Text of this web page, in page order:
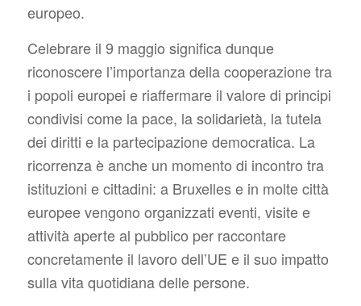
europeo.
Celebrare il 9 maggio significa dunque
riconoscere l’importanza della cooperazione tra
i popoli europei e riaffermare il valore di principi
condivisi come la pace, la solidarietà, la tutela
dei diritti e la partecipazione democratica. La
ricorrenza è anche un momento di incontro tra
istituzioni e cittadini: a Bruxelles e in molte città
europee vengono organizzati eventi, visite e
attività aperte al pubblico per raccontare
concretamente il lavoro dell’UE e il suo impatto
sulla vita quotidiana delle persone.